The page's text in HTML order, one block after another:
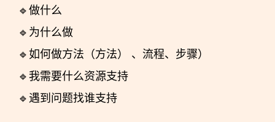
🔹做什么
🔹为什么做
🔹如何做方法（方法） 、流程、步骤）
🔹我需要什么资源支持
🔹遇到问题找谁支持